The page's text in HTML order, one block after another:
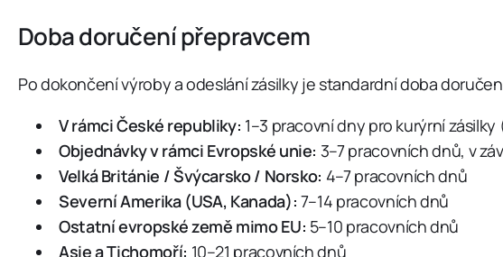
Doba doručení přepravcem
Po dokončení výroby a odeslání zásilky je standardní doba
V rámci České republiky: 1–3 pracovní dny pro kurýrní zásilky
Objednávky v rámci Evropské unie: 3–7 pracovních dnů, v
Velká Británie / Švýcarsko / Norsko: 4–7 pracovních dnů
Severní Amerika (USA, Kanada): 7–14 pracovních dnů
Ostatní evropské země mimo EU: 5–10 pracovních dnů
Asie a Tichomoří: 10–21 pracovních dnů